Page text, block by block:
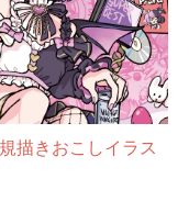
描きおこしイラス